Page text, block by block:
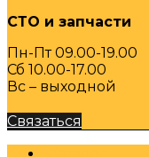
СТО и запчасти
Пн-Пт 09.00-19.00
Сб 10.00-17.00
Вс – выходной
Связаться